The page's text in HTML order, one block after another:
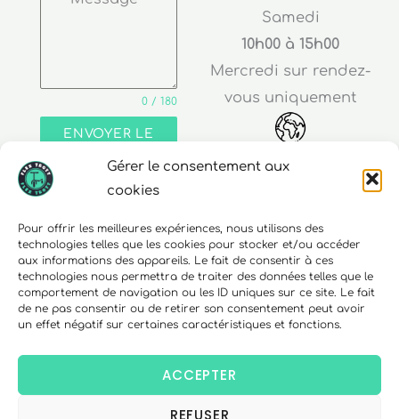
Gérer le consentement aux
cookies
Pour offrir les meilleures expériences, nous utilisons des
technologies telles que les cookies pour stocker et/ou accéder
aux informations des appareils. Le fait de consentir à ces
technologies nous permettra de traiter des données telles que le
comportement de navigation ou les ID uniques sur ce site. Le fait
de ne pas consentir ou de retirer son consentement peut avoir
un effet négatif sur certaines caractéristiques et fonctions.
ACCEPTER
REFUSER
0 / 180
ENVOYER LE
Samedi
10h00 à 15h00
Mercredi sur rendez-
vous uniquement
30 rue Edouard Richard
68000 Colmar
Téléphone